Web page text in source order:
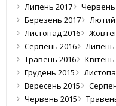
Липень 2017
Червень
Березень 2017
Лютий
Листопад 2016
Серпень 2016
Липень
Травень 2016
Грудень 2015
Вересень 2015
Червень 2015